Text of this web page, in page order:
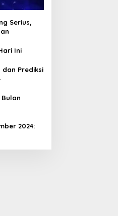
Serius,
Ini
Prediksi
2024: